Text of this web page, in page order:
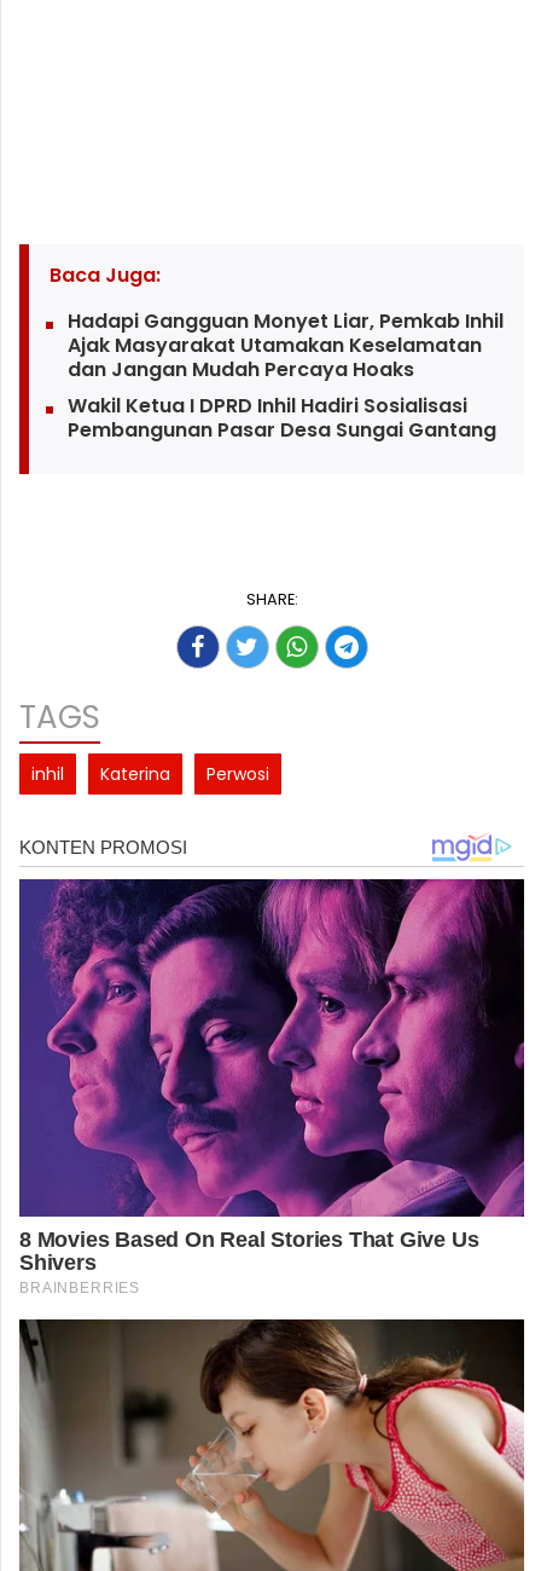
Baca Juga:
Hadapi Gangguan Monyet Liar, Pemkab Inhil
Ajak Masyarakat Utamakan Keselamatan
dan Jangan Mudah Percaya Hoaks
Wakil Ketua I DPRD Inhil Hadiri Sosialisasi
Pembangunan Pasar Desa Sungai Gantang
SHARE:
TAGS
inhil Katerina Perwosi